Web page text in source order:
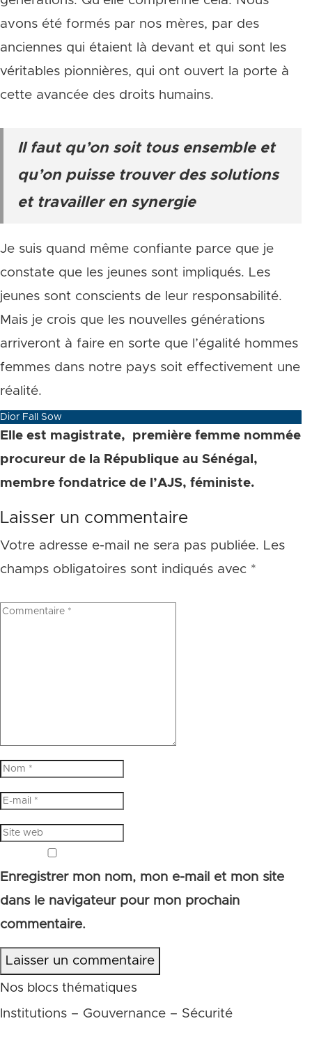
avons été formés par nos mères, par des
anciennes qui étaient là devant et qui sont les
véritables pionnières, qui ont ouvert la porte à
cette avancée des droits humains.
Il faut qu’on soit tous ensemble et
qu’on puisse trouver des solutions
et travailler en synergie
Je suis quand même confiante parce que je
constate que les jeunes sont impliqués. Les
jeunes sont conscients de leur responsabilité.
Mais je crois que les nouvelles générations
arriveront à faire en sorte que l’égalité hommes
femmes dans notre pays soit effectivement une
réalité.
Dior Fall Sow
Elle est magistrate, première femme nommée
procureur de la République au Sénégal,
membre fondatrice de l’AJS, féministe.
Laisser un commentaire
Votre adresse e-mail ne sera pas publiée. Les
champs obligatoires sont indiqués avec *
Enregistrer mon nom, mon e-mail et mon site
dans le navigateur pour mon prochain
commentaire.
Laisser un commentaire
Nos blocs thématiques
Institutions – Gouvernance – Sécurité